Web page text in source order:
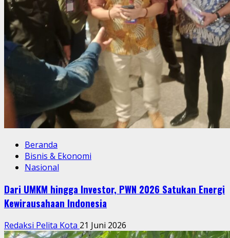
Beranda
Bisnis & Ekonomi
Nasional
Dari UMKM hingga Investor, PWN 2026 Satukan Energi
Kewirausahaan Indonesia
Redaksi Pelita Kota 21 Juni 2026